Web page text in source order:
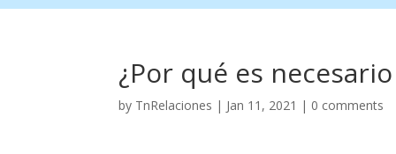
¿Por qué es
by TnRelaciones | Jan 11, 2021 | 0 comments